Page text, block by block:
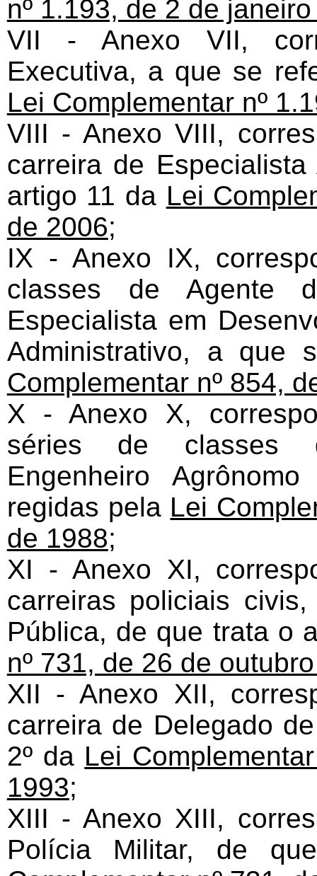
nº 1.193, de 2 de
VII - Anexo VII,
Executiva, a que se
Lei Complementar nº
VIII - Anexo VIII,
carreira de
artigo 11 da Lei
de 2006;
IX - Anexo IX,
classes de Agente
Especialista em
Administrativo, a
Complementar nº 854,
X - Anexo X,
séries de classes
Engenheiro
regidas pela Lei
de 1988;
XI - Anexo XI,
carreiras policiais
Pública, de que trata o
nº 731, de 26 de
XII - Anexo XII,
carreira de Delegado
2º da Lei
1993;
XIII - Anexo XIII,
Polícia Militar, de